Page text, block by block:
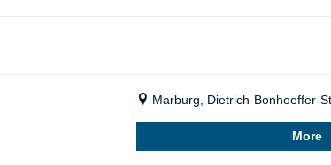
Marburg, Dietrich-Bonhoeffer-
More